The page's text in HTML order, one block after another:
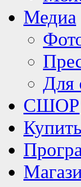
Медиа
Для
СШОР